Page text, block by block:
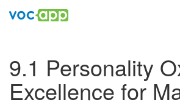
9.1 Personality
Excellence for